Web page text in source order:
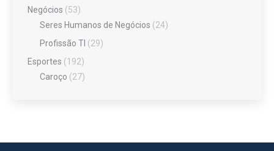
Negócios (53)
Seres Humanos de Negócios (24)
Profissão TI (29)
Esportes (192)
Caroço (27)